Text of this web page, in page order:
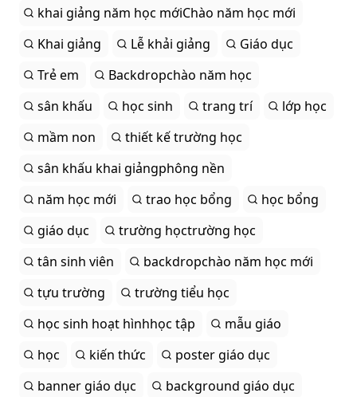
khai giảng năm học mớiChào năm học mới
Khai giảng
Lễ khải giảng
Giáo dục
Trẻ em
Backdropchào năm học
sân khấu
học sinh trang trí
lớp học
mầm non
thiết kế trường học
sân khấu khai giảngphông nền
năm học mới
trao học bổng
học bổng
giáo dục
trường họctrường học
tân sinh viên
backdropchào năm học mới
tựu trường
trường tiểu học
học sinh hoạt hìnhhọc tập
mẫu giáo
học
kiến thức
poster giáo dục
banner giáo dục
background giáo dục